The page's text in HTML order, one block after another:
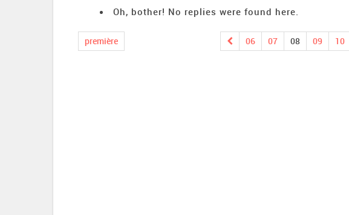
Oh, bother! No replies were found here.
première 06 07 08 09 10